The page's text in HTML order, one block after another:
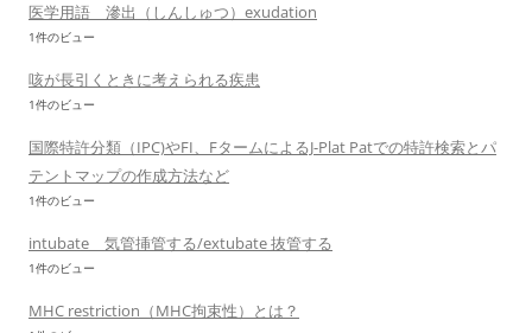
医学用語 滲出（しんしゅつ）exudation
1件のビュー
咳が長引くときに考えられる疾患
1件のビュー
国際特許分類（IPC)やFI、FタームによるJ-Plat Patでの特許検索とパ
テントマップの作成方法など
1件のビュー
intubate 気管挿管する/extubate 抜管する
1件のビュー
MHC restriction（MHC拘束性）とは？